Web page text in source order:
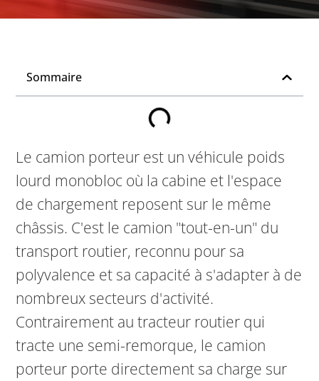
Sommaire
Le camion porteur est un véhicule poids
lourd monobloc où la cabine et l'espace
de chargement reposent sur le même
châssis. C'est le camion "tout-en-un" du
transport routier, reconnu pour sa
polyvalence et sa capacité à s'adapter à de
nombreux secteurs d'activité.
Contrairement au tracteur routier qui
tracte une semi-remorque, le camion
porteur porte directement sa charge sur